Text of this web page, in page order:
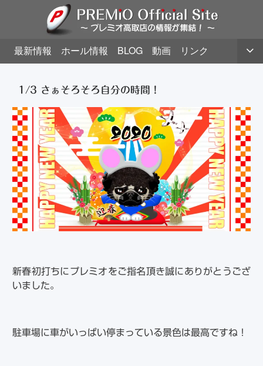
最新情報 ホール情報 BLOG 動画 リンク
1/3 さぁそろそろ自分の時間！
新春初打ちにプレミオをご指名頂き誠にありがとうござ
いました。
駐車場に車がいっぱい停まっている景色は最高ですね！